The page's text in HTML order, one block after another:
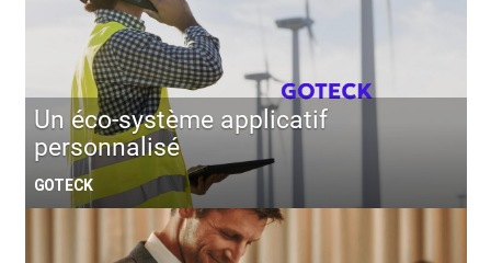
Un éco-système applicatif
personnalisé
GOTECK